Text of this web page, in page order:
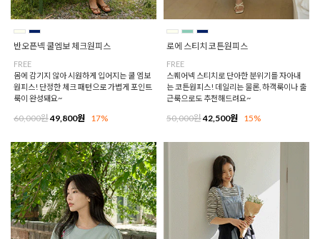
반오픈넥 쿨엠보 체크원피스
FREE
몸에 감기지 않아 시원하게 입어지는 쿨 엠보
원피스! 단정한 체크 패턴으로 가볍게 포인트
룩이 완성돼요~
60,000원49,800원 17%
로에 스티치 코튼원피스
FREE
스퀘어넥 스티치로 단아한 분위기를 자아내
는 코튼원피스! 데일리는 물론, 하객룩이나 출
근룩으로도 추천해드려요~
50,000원42,500원 15%